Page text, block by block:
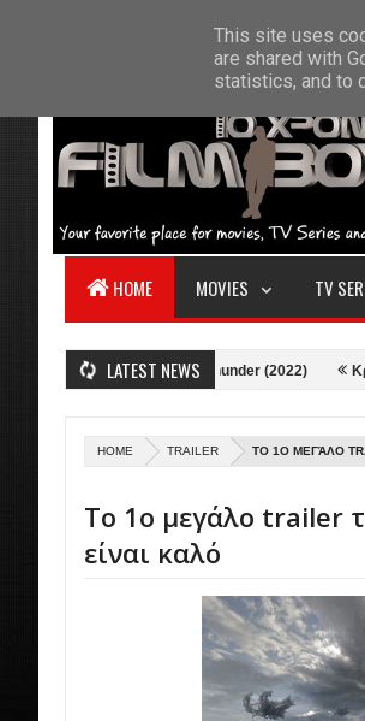
HOME ABOUT
HOME MOVIES TV
LATEST NEWS
Thor: Love and Thunder (2022) Κριτική:
HOME TRAILER ΤΟ 1Ο ΜΕΓΆΛΟ
Το 1ο μεγάλο trailer
είναι καλό
This site uses
are shared with
statistics, and to